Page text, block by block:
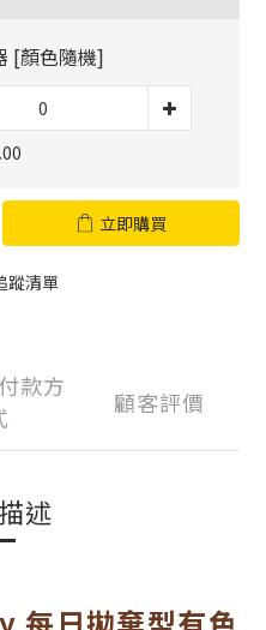
[顏色隨機]
立即購買
蹤清單
款方
顧客評價
述